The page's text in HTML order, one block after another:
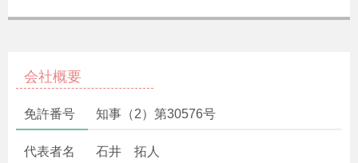
会社概要
免許番号 知事（2）第30576号
代表者名 石井 拓人